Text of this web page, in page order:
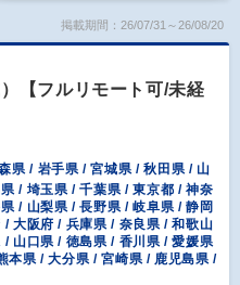
掲載期間：26/07/31～26/08/20
【フルリモート可/未経
県 / 岩手県 / 宮城県 / 秋田県 / 山
/ 埼玉県 / 千葉県 / 東京都 / 神奈
/ 山梨県 / 長野県 / 岐阜県 / 静岡
大阪府 / 兵庫県 / 奈良県 / 和歌山
山口県 / 徳島県 / 香川県 / 愛媛県
本県 / 大分県 / 宮崎県 / 鹿児島県 /